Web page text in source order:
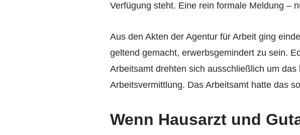
Verfügung steht. Eine rein formale Meldung –
Aus den Akten der Agentur für Arbeit ging
geltend gemacht, erwerbsgemindert zu sein.
Arbeitsamt drehten sich ausschließlich um
Arbeitsvermittlung. Das Arbeitsamt hatte das
Wenn Hausarzt und